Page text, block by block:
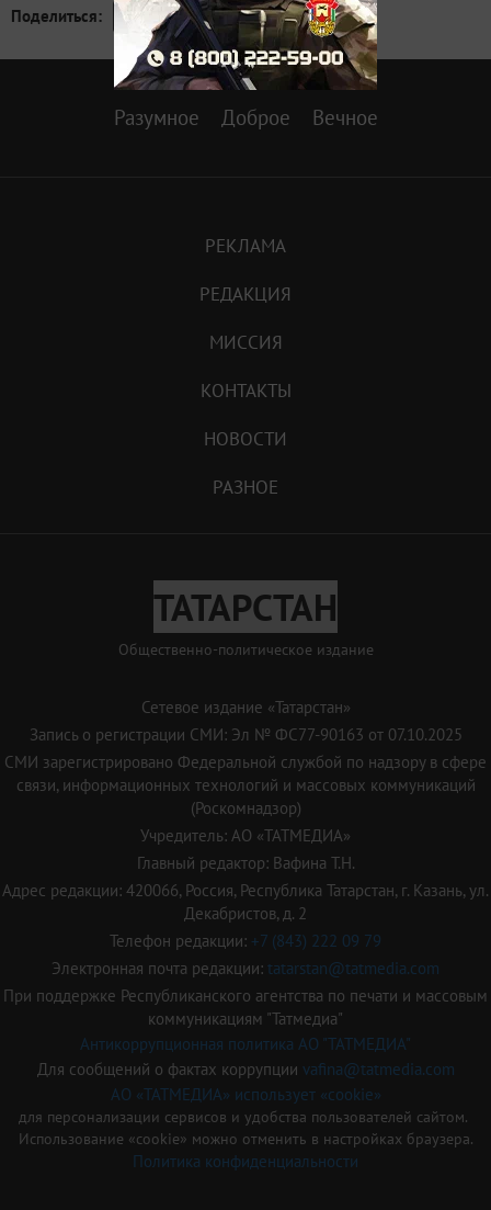
Поделиться:
Разумное Доброе Вечное
РЕКЛАМА
РЕДАКЦИЯ
МИССИЯ
КОНТАКТЫ
НОВОСТИ
РАЗНОЕ
ТАТАРСТАН
Общественно-политическое издание
Сетевое издание «Татарстан»
Запись о регистрации СМИ: Эл № ФС77-90163 от 07.10.2025
СМИ зарегистрировано Федеральной службой по надзору в сфере
связи, информационных технологий и массовых коммуникаций
(Роскомнадзор)
Учредитель: АО «ТАТМЕДИА»
Главный редактор: Вафина Т.Н.
Адрес редакции: 420066, Россия, Республика Татарстан, г. Казань, ул.
Декабристов, д. 2
Телефон редакции: +7 (843) 222 09 79
Электронная почта редакции: tatarstan@tatmedia.com
При поддержке Республиканского агентства по печати и массовым
коммуникациям "Татмедиа"
Антикоррупционная политика АО "ТАТМЕДИА"
Для сообщений о фактах коррупции vafina@tatmedia.com
АО «ТАТМЕДИА» использует «cookie»
для персонализации сервисов и удобства пользователей сайтом.
Использование «cookie» можно отменить в настройках браузера.
Политика конфиденциальности